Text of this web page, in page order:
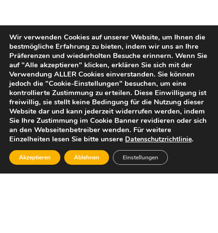
Wir verwenden Cookies auf unserer Website, um Ihnen die
bestmögliche Erfahrung zu bieten, indem wir uns an Ihre
Präferenzen und wiederholten Besuche erinnern. Wenn Sie
auf "Alle akzeptieren" klicken, erklären Sie sich mit der
Verwendung ALLER Cookies einverstanden. Sie können
jedoch die "Cookie-Einstellungen" besuchen, um eine
kontrollierte Zustimmung zu erteilen. Diese Einwilligung ist
freiwillig, sie stellt keine Bedingung für die Nutzung dieser
Website dar und kann jederzeit widerrufen werden, indem
Sie Ihre Zustimmung im Cookie Banner revidieren oder sich
an den Webseitenbetreiber wenden. Für weitere
Einzelheiten lesen Sie bitte unsere Datenschutzrichtlinie.
Akzeptieren Ablehnen Einstellungen